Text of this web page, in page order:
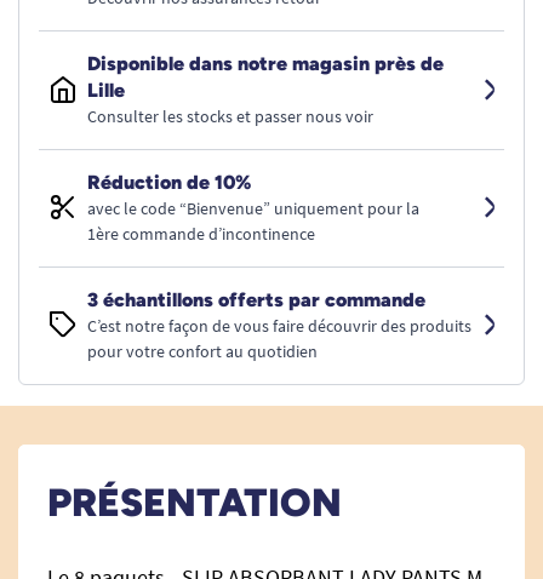
Disponible dans notre magasin près de
Lille
Consulter les stocks et passer nous voir
Réduction de 10%
avec le code “Bienvenue” uniquement pour la
1ère commande d’incontinence
3 échantillons offerts par commande
C’est notre façon de vous faire découvrir des produits
pour votre confort au quotidien
PRÉSENTATION